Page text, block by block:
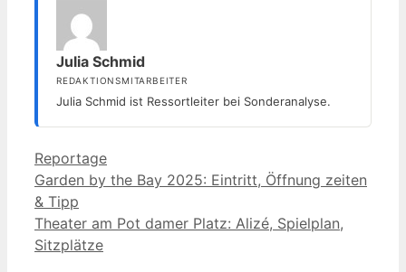
Julia Schmid
REDAKTIONSMITARBEITER
Julia Schmid ist Ressortleiter bei Sonderanalyse.
Kategorien
Reportage
Garden by the Bay 2025: Eintritt, Öffnung zeiten
& Tipp
Theater am Pot damer Platz: Alizé, Spielplan,
Sitzplätze